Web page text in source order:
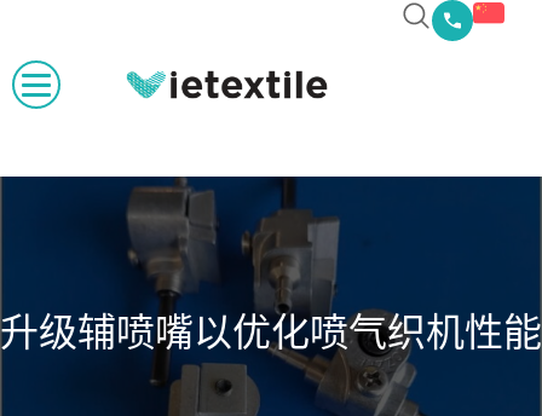
升级辅喷嘴以优化喷气织机性能